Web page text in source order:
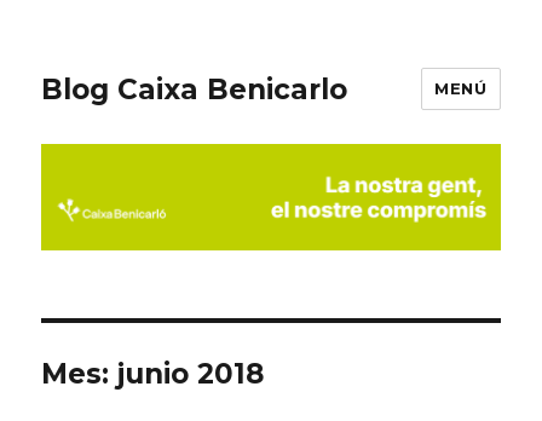
Blog Caixa Benicarlo MENÚ
Mes: junio 2018